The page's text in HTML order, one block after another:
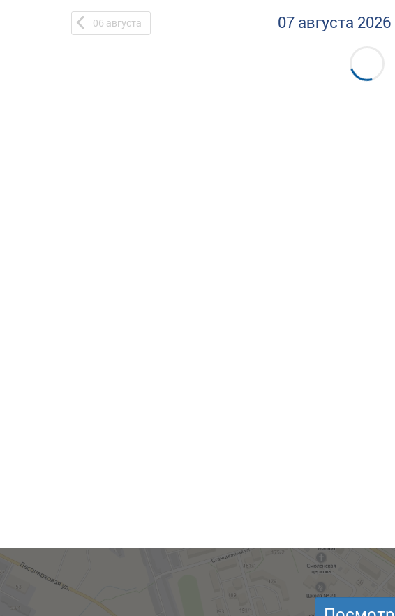
06 августа 07 августа 2026